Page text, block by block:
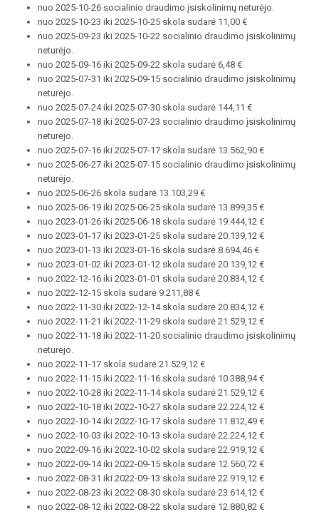
nuo 2025-10-26 socialinio draudimo įsiskolinimų neturėjo.
nuo 2025-10-23 iki 2025-10-25 skola sudarė 11,00 €
nuo 2025-09-23 iki 2025-10-22 socialinio draudimo įsiskolinimų
neturėjo.
nuo 2025-09-16 iki 2025-09-22 skola sudarė 6,48 €
nuo 2025-07-31 iki 2025-09-15 socialinio draudimo įsiskolinimų
neturėjo.
nuo 2025-07-24 iki 2025-07-30 skola sudarė 144,11 €
nuo 2025-07-18 iki 2025-07-23 socialinio draudimo įsiskolinimų
neturėjo.
nuo 2025-07-16 iki 2025-07-17 skola sudarė 13.562,90 €
nuo 2025-06-27 iki 2025-07-15 socialinio draudimo įsiskolinimų
neturėjo.
nuo 2025-06-26 skola sudarė 13.103,29 €
nuo 2025-06-19 iki 2025-06-25 skola sudarė 13.899,35 €
nuo 2023-01-26 iki 2025-06-18 skola sudarė 19.444,12 €
nuo 2023-01-17 iki 2023-01-25 skola sudarė 20.139,12 €
nuo 2023-01-13 iki 2023-01-16 skola sudarė 8.694,46 €
nuo 2023-01-02 iki 2023-01-12 skola sudarė 20.139,12 €
nuo 2022-12-16 iki 2023-01-01 skola sudarė 20.834,12 €
nuo 2022-12-15 skola sudarė 9.211,88 €
nuo 2022-11-30 iki 2022-12-14 skola sudarė 20.834,12 €
nuo 2022-11-21 iki 2022-11-29 skola sudarė 21.529,12 €
nuo 2022-11-18 iki 2022-11-20 socialinio draudimo įsiskolinimų
neturėjo.
nuo 2022-11-17 skola sudarė 21.529,12 €
nuo 2022-11-15 iki 2022-11-16 skola sudarė 10.388,94 €
nuo 2022-10-28 iki 2022-11-14 skola sudarė 21.529,12 €
nuo 2022-10-18 iki 2022-10-27 skola sudarė 22.224,12 €
nuo 2022-10-14 iki 2022-10-17 skola sudarė 11.812,49 €
nuo 2022-10-03 iki 2022-10-13 skola sudarė 22.224,12 €
nuo 2022-09-16 iki 2022-10-02 skola sudarė 22.919,12 €
nuo 2022-09-14 iki 2022-09-15 skola sudarė 12.560,72 €
nuo 2022-08-31 iki 2022-09-13 skola sudarė 22.919,12 €
nuo 2022-08-23 iki 2022-08-30 skola sudarė 23.614,12 €
nuo 2022-08-12 iki 2022-08-22 skola sudarė 12.880,82 €